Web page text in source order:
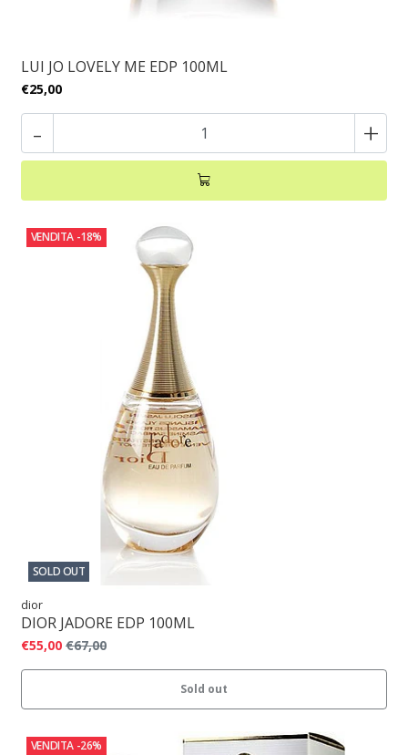
LUI JO LOVELY ME EDP 100ML
€25,00
- +
VENDITA -18%
SOLD OUT
dior
DIOR JADORE EDP 100ML
€55,00 €67,00
Sold out
VENDITA -26%